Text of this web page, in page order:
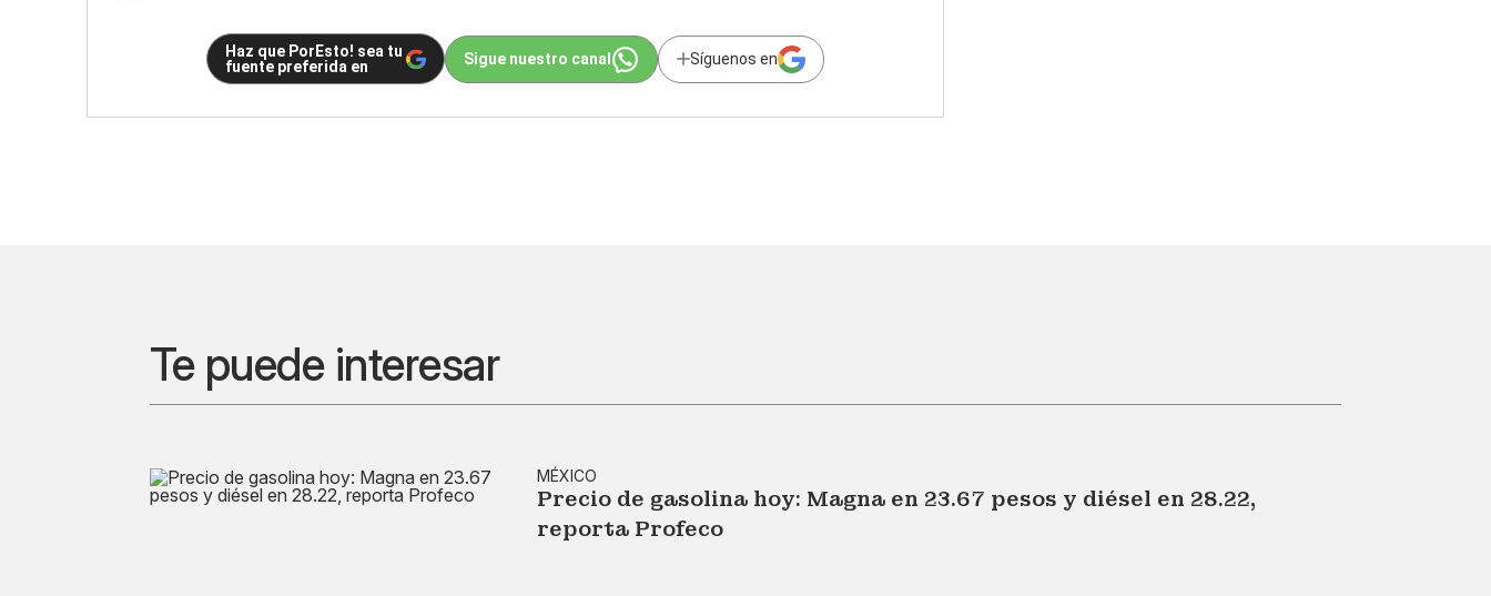
Haz que PorEsto! sea tu
fuente preferida en
Sigue nuestro canal Síguenos en
Te puede interesar
MÉXICO
Precio de gasolina hoy: Magna en 23.67 pesos y diésel en 28.22,
reporta Profeco